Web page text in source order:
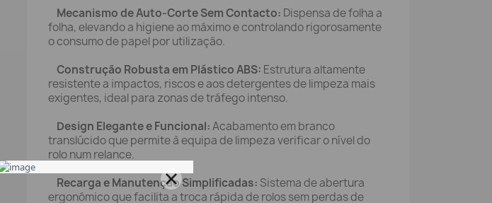
Mecanismo de Auto-Corte Sem Contacto: Dispensa de folha a
folha, elevando a higiene ao máximo e controlando rigorosamente
o consumo de papel por utilização.
Construção Robusta em Plástico ABS: Estrutura altamente
resistente a impactos, riscos e aos detergentes de limpeza mais
exigentes, ideal para zonas de tráfego intenso.
Design Elegante e Funcional:Acabamento em branco
translúcido que permite à equipa de limpeza verificar o nível do
rolo num relance.
Recarga e Manutenção Simplificadas: Sistema de abertura
ergonómico que facilita a troca rápida de rolos sem perdas de